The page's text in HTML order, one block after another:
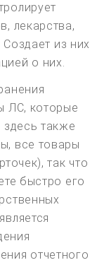
лекарства,
из них
о них.
ЛС, которые
также
все товары
так что
быстро его
отчетного